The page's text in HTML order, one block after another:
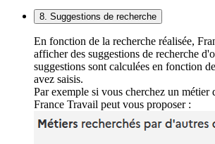
8. Suggestions de recherche
En fonction de la recherche réalisée,
afficher des suggestions de recherche
suggestions sont calculées en fonction
avez saisis.
Par exemple si vous cherchez un métier
France Travail peut vous proposer :